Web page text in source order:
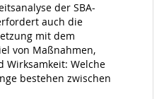
der SBA-
auch die
mit dem
von Maßnahmen,
Wirksamkeit: Welche
bestehen zwischen